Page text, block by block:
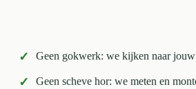
✓ Geen gokwerk: we kijken naar jouw
✓ Geen scheve hor: we meten en